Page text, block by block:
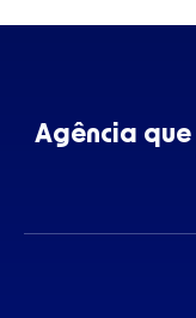
Agência que